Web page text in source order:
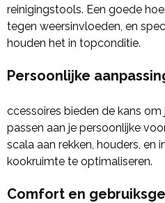
reinigingstools. Een goede
tegen weersinvloeden, en
houden het in topconditie.
Persoonlijke
ccessoires bieden de kans
passen aan je persoonlijke
scala aan rekken, houders, en
kookruimte te optimaliseren.
Comfort en